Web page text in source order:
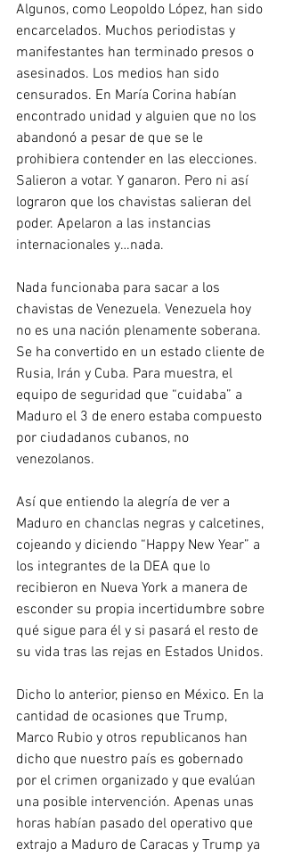
Algunos, como Leopoldo López, han sido
encarcelados. Muchos periodistas y
manifestantes han terminado presos o
asesinados. Los medios han sido
censurados. En María Corina habían
encontrado unidad y alguien que no los
abandonó a pesar de que se le
prohibiera contender en las elecciones.
Salieron a votar. Y ganaron. Pero ni así
lograron que los chavistas salieran del
poder. Apelaron a las instancias
internacionales y…nada.
Nada funcionaba para sacar a los
chavistas de Venezuela. Venezuela hoy
no es una nación plenamente soberana.
Se ha convertido en un estado cliente de
Rusia, Irán y Cuba. Para muestra, el
equipo de seguridad que “cuidaba” a
Maduro el 3 de enero estaba compuesto
por ciudadanos cubanos, no
venezolanos.
Así que entiendo la alegría de ver a
Maduro en chanclas negras y calcetines,
cojeando y diciendo “Happy New Year” a
los integrantes de la DEA que lo
recibieron en Nueva York a manera de
esconder su propia incertidumbre sobre
qué sigue para él y si pasará el resto de
su vida tras las rejas en Estados Unidos.
Dicho lo anterior, pienso en México. En la
cantidad de ocasiones que Trump,
Marco Rubio y otros republicanos han
dicho que nuestro país es gobernado
por el crimen organizado y que evalúan
una posible intervención. Apenas unas
horas habían pasado del operativo que
extrajo a Maduro de Caracas y Trump ya